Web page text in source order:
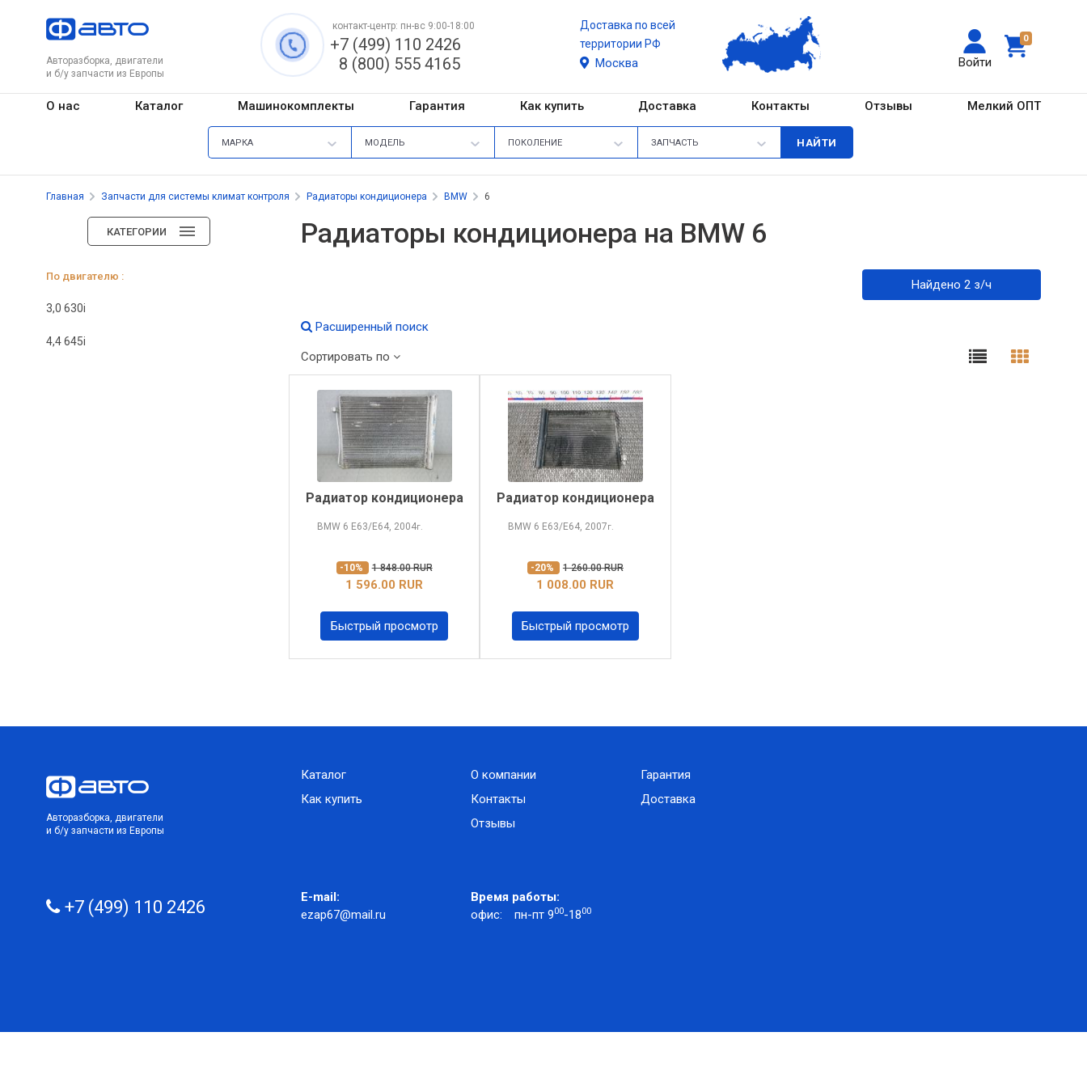
Авторазборка, двигатели
и б/у запчасти из Европы
0
Войти
контакт-центр: пн-вс 9:00-18:00
+7 (499) 110 2426
8 (800) 555 4165
Доставка по всей
территории РФ
Москва
О нас Каталог Машинокомплекты Гарантия Как купить Доставка Контакты Отзывы Мелкий ОПТ
МАРКА МОДЕЛЬ ПОКОЛЕНИЕ ЗАПЧАСТЬ
Главная Запчасти для системы климат контроля Радиаторы кондиционера BMW 6
КАТЕГОРИИ
По двигателю :
3,0 630i
4,4 645i
Радиаторы кондиционера на BMW 6
Найдено 2 з/ч
Расширенный поиск
Сортировать по
Радиатор кондиционера
BMW 6 E63/E64, 2004г.
-10% 1 848.00 RUR
1 596.00 RUR
Быстрый просмотр
Радиатор кондиционера
BMW 6 E63/E64, 2007г.
-20% 1 260.00 RUR
1 008.00 RUR
Быстрый просмотр
Авторазборка, двигатели
и б/у запчасти из Европы
Каталог
Как купить
О компании
Контакты
Отзывы
Гарантия
Доставка
+7 (499) 110 2426
E-mail:
ezap67@mail.ru
Время работы:
офис:
пн-пт 900-1800